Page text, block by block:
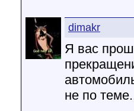
dimakr
Я вас
не по